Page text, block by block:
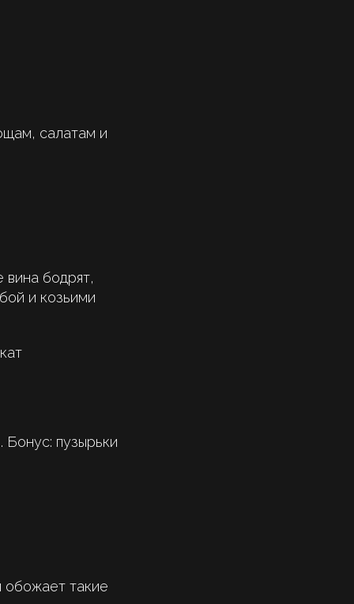
салатам и
вина бодрят,
и козьими
пузырьки
такие